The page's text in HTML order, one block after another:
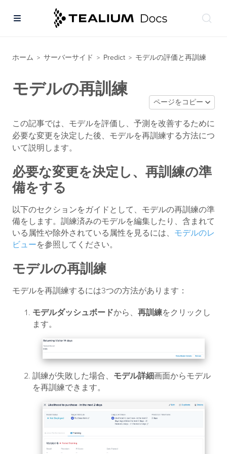
ホーム > サーバーサイド > Predict > モデルの評価と再訓練
モデルの再訓練
ページをコピー
この記事では、モデルを評価し、予測を改善するために
必要な変更を決定した後、モデルを再訓練する方法につ
いて説明します。
必要な変更を決定し、再訓練の準
備をする
以下のセクションをガイドとして、モデルの再訓練の準
備をします。訓練済みのモデルを編集したり、含まれて
いる属性や除外されている属性を見るには、 モデルのレ
ビューを参照してください。
モデルの再訓練
モデルを再訓練するには3つの方法があります：
モデルダッシュボードから、 再訓練をクリックし
ます。
訓練が失敗した場合、 モデル詳細画面からモデル
を再訓練できます。